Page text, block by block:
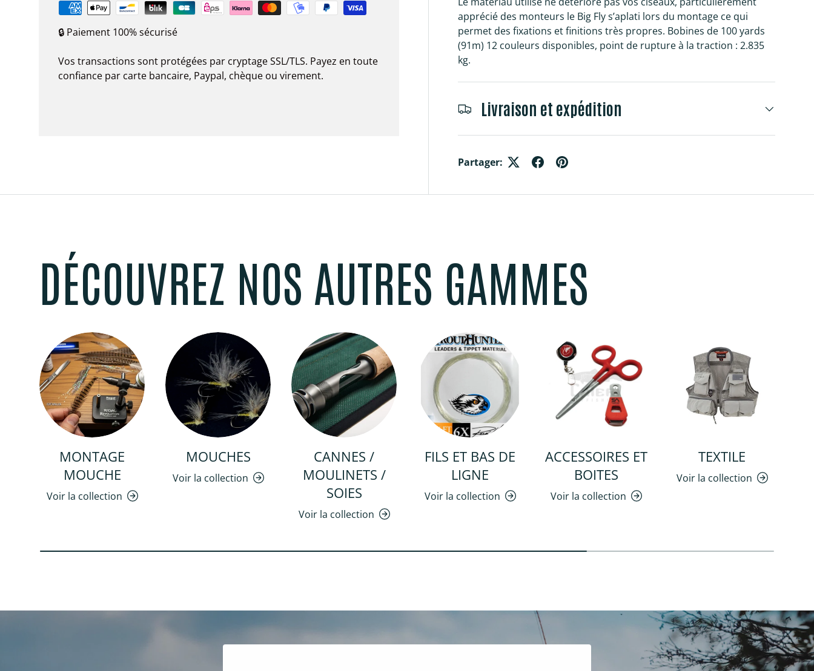
apprécié des monteurs le Big Fly s’aplati lors du montage ce qui
permet des fixations et finitions très propres. Bobines de 100 yards
(91m) 12 couleurs disponibles, point de rupture à la traction : 2.835
kg.
Livraison et expédition
Partager:
🔒 Paiement 100% sécurisé
Vos transactions sont protégées par cryptage SSL/TLS. Payez en toute
confiance par carte bancaire, Paypal, chèque ou virement.
DÉCOUVREZ NOS AUTRES GAMMES
MONTAGE
MOUCHE
Voir la collection
MOUCHES
Voir la collection
CANNES /
MOULINETS /
SOIES
Voir la collection
FILS ET BAS DE
LIGNE
Voir la collection
ACCESSOIRES ET
BOITES
Voir la collection
TEXTILE
Voir la collection